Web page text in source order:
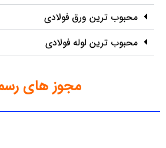
محبوب ترین ورق فولادی
محبوب ترین لوله فولادی
مجوز های